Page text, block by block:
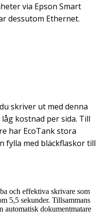
via Epson Smart
dessutom Ethernet.
skriver ut med denna
kostnad per sida. Till
har EcoTank stora
fylla med bläckflaskor till
och effektiva skrivare som
5,5 sekunder. Tillsammans
automatisk dokumentmatare